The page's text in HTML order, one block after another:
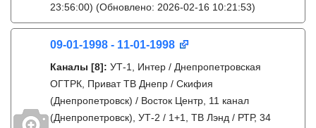
23:56:00) (Обновлено: 2026-02-16 10:21:53)
09-01-1998 - 11-01-1998
Каналы [8]: УТ-1, Интер / Днепропетровская
ОГТРК, Приват ТВ Днепр / Скифия
(Днепропетровск) / Восток Центр, 11 канал
(Днепропетровск), УТ-2 / 1+1, ТВ Лэнд / РТР, 34